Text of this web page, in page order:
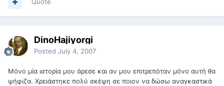
Quote
DinoHajiyorgi
Posted July 4, 2007
Μόνο μία ιστορία μου άρεσε και αν μου επιτρεπόταν μόνο αυτή θα
ψήφιζα. Χρειάστηκε πολύ σκέψη σε ποιον να δώσω αναγκαστικά